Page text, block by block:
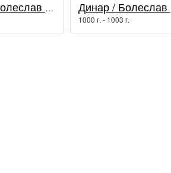
Динар / Болеслав I Храбрый
1000 г. - 1003 г.